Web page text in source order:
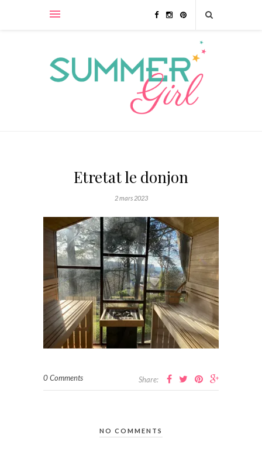
Etretat le donjon
2 mars 2023
0 Comments Share:
NO COMMENTS